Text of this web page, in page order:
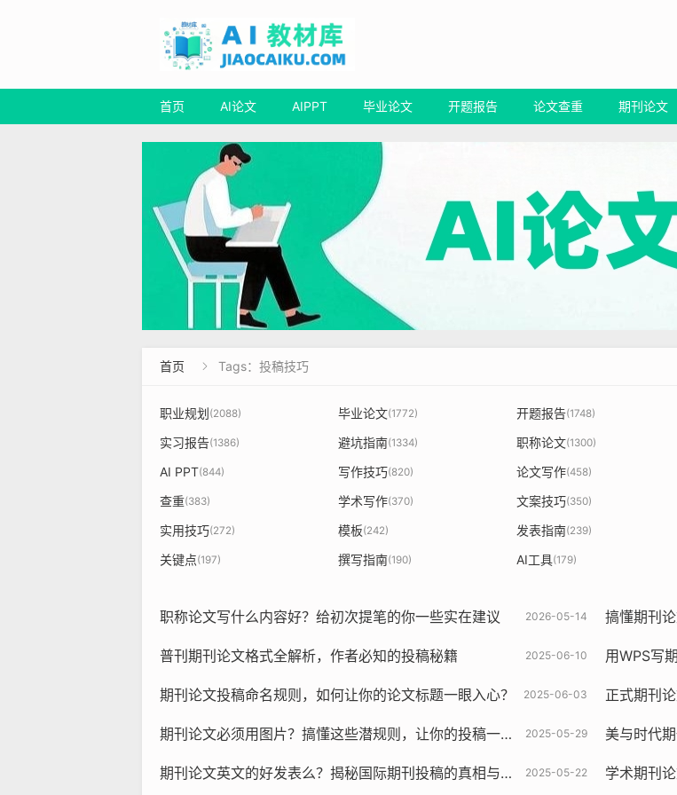
首页 AI论文 AIPPT 毕业论文 开题报告 论文查重 期刊论文
首页  Tags：投稿技巧
职业规划(2088) 毕业论文(1772) 开题报告(1748)
实习报告(1386) 避坑指南(1334) 职称论文(1300)
AI PPT(844) 写作技巧(820) 论文写作(458)
查重(383) 学术写作(370) 文案技巧(350)
实用技巧(272) 模板(242) 发表指南(239)
关键点(197) 撰写指南(190) AI工具(179)
2026-05-14
职称论文写什么内容好？给初次提笔的你一些实在建议 搞懂期刊
2025-06-10
普刊期刊论文格式全解析，作者必知的投稿秘籍 用WPS写期刊
2025-06-03
期刊论文投稿命名规则，如何让你的论文标题一眼入心？ 正式期刊
2025-05-29
期刊论文必须用图片？搞懂这些潜规则，让你的投稿一次过！ 美与时代期
2025-05-22
期刊论文英文的好发表么？揭秘国际期刊投稿的真相与技巧 学术期刊